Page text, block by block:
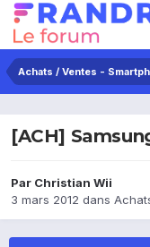
Achats / Ventes -
[ACH]
Par Christian Wii
3 mars 2012 dans